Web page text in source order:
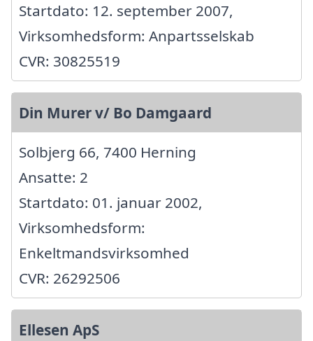
Startdato: 12. september 2007,
Virksomhedsform: Anpartsselskab
CVR: 30825519
Din Murer v/ Bo Damgaard
Solbjerg 66, 7400 Herning
Ansatte: 2
Startdato: 01. januar 2002,
Virksomhedsform:
Enkeltmandsvirksomhed
CVR: 26292506
Ellesen ApS